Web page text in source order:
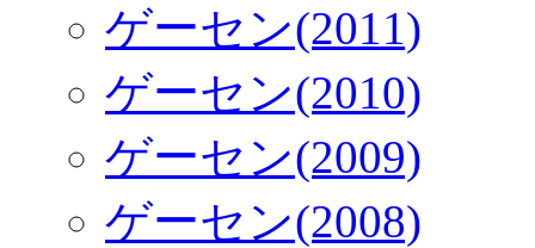
ゲーセン(2011)
ゲーセン(2010)
ゲーセン(2009)
ゲーセン(2008)